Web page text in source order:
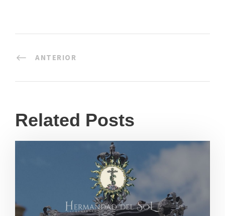
ANTERIOR
Related Posts